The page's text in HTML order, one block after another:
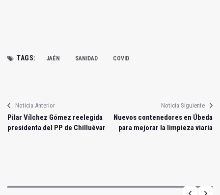
TAGS: JAÉN SANIDAD COVID
Noticia Anterior
Pilar Vílchez Gómez reelegida
presidenta del PP de Chilluévar
Noticia Siguiente
Nuevos contenedores en Úbeda
para mejorar la limpieza viaria